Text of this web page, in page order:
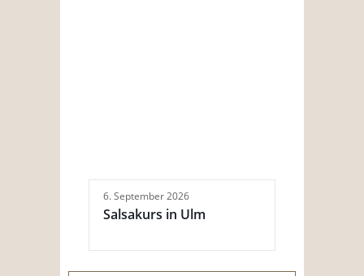
6. September 2026
Salsakurs in Ulm